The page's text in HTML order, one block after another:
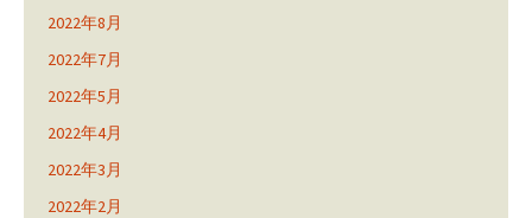
2022年8月
2022年7月
2022年5月
2022年4月
2022年3月
2022年2月